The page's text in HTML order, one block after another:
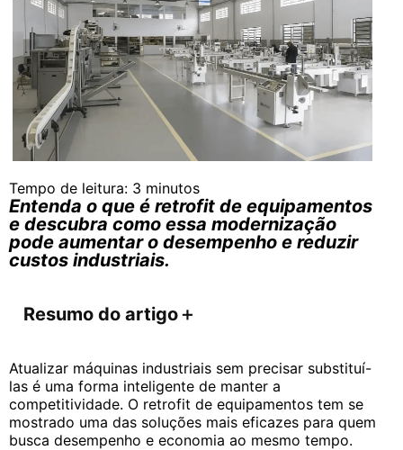
Tempo de leitura: 3 minutos
Entenda o que é retrofit de equipamentos
e descubra como essa modernização
pode aumentar o desempenho e reduzir
custos industriais.
Resumo do artigo＋
Atualizar máquinas industriais sem precisar substituí-
las é uma forma inteligente de manter a
competitividade. O retrofit de equipamentos tem se
mostrado uma das soluções mais eficazes para quem
busca desempenho e economia ao mesmo tempo.